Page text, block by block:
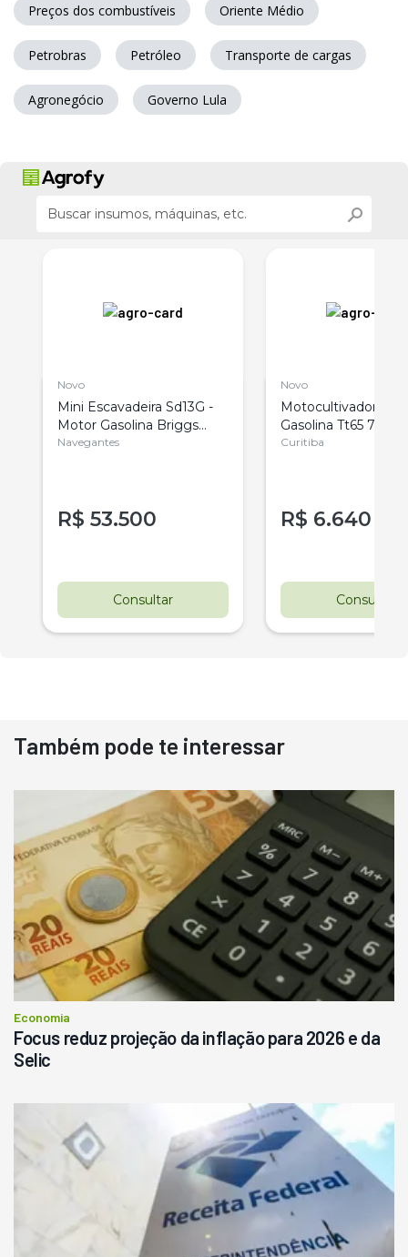
Preços dos combustíveis Oriente Médio
Petrobras Petróleo Transporte de cargas
Agronegócio Governo Lula
Novo
Mini Escavadeira Sd13G -
Motor Gasolina Briggs
Stratton
Navegantes
R$ 53.500
Consultar
Novo
Motocultivador
Gasolina Tt65 7 Hp
Curitiba
R$ 6.640
Consultar
Também pode te interessar
Economia
Focus reduz projeção da inflação para 2026 e da
Selic